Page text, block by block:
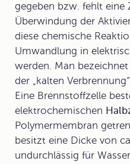
gegeben bzw. fehlt eine
Überwindung der
diese chemische
Umwandlung in
werden. Man
der „kalten
Eine Brennstoffzelle
elektrochemischen
Polymermembran
besitzt eine Dicke von
undurchlässig für